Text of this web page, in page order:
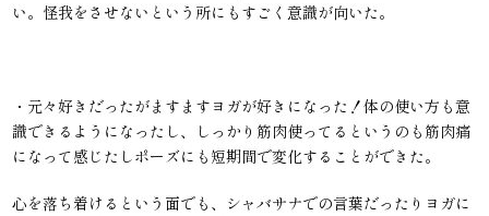
い。怪我をさせないという所にもすごく意識が向いた。
・元々好きだったがますますヨガが好きになった！体の使い方も意
識できるようになったし、しっかり筋肉使ってるというのも筋肉痛
になって感じたしポーズにも短期間で変化することができた。
心を落ち着けるという面でも、シャバサナでの言葉だったりヨガに